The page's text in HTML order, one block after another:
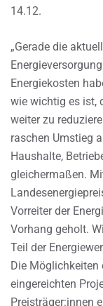
14.12.
„Gerade die
Energiekosten
wie wichtig es ist,
weiter zu
raschen Umstieg
Haushalte,
gleichermaßen.
Vorreiter der
Vorhang geholt.
Teil der
Die
eingereichten
Preisträger:innen